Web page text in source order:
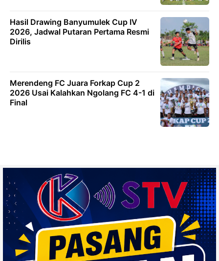
Hasil Drawing Banyumulek Cup IV
2026, Jadwal Putaran Pertama Resmi
Dirilis
Merendeng FC Juara Forkap Cup 2
2026 Usai Kalahkan Ngolang FC 4-1 di
Final